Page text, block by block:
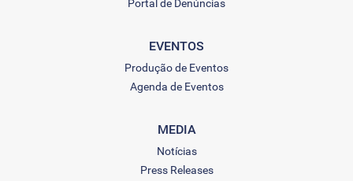
Portal de Denúncias
EVENTOS
Produção de Eventos
Agenda de Eventos
MEDIA
Notícias
Press Releases